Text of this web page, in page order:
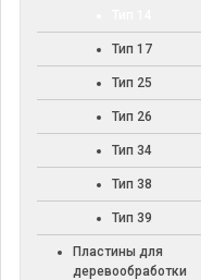
Тип 17
Тип 25
Тип 26
Тип 34
Тип 38
Тип 39
Пластины для
деревообработки